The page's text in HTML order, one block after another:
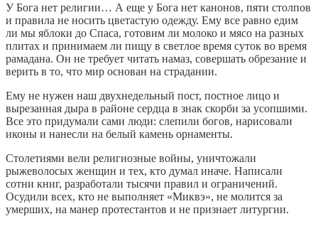
У Бога нет религии… А еще у Бога нет канонов, пяти столпов
и правила не носить цветастую одежду. Ему все равно едим
ли мы яблоки до Спаса, готовим ли молоко и мясо на разных
плитах и принимаем ли пищу в светлое время суток во время
рамадана. Он не требует читать намаз, совершать обрезание и
верить в то, что мир основан на страдании.
Ему не нужен наш двухнедельный пост, постное лицо и
вырезанная дыра в районе сердца в знак скорби за усопшими.
Все это придумали сами люди: слепили богов, нарисовали
иконы и нанесли на белый камень орнаменты.
Столетиями вели религиозные войны, уничтожали
рыжеволосых женщин и тех, кто думал иначе. Написали
сотни книг, разработали тысячи правил и ограничений.
Осудили всех, кто не выполняет «Миквэ», не молится за
умерших, на манер протестантов и не признает литургии.